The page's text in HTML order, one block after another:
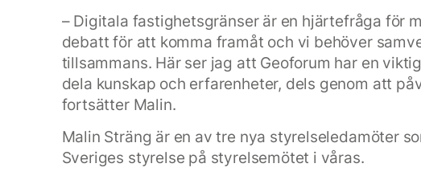
– Digitala fastighetsgränser är en hjärtefråga för
debatt för att komma framåt och vi behöver
tillsammans. Här ser jag att Geoforum har en
dela kunskap och erfarenheter, dels genom att
fortsätter Malin.
Malin Sträng är en av tre nya styrelseledamöter
Sveriges styrelse på styrelsemötet i våras.